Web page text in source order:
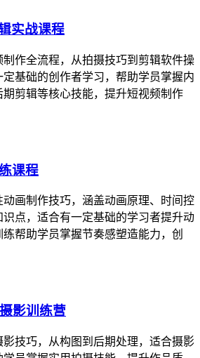
实战课程
作全流程，从拍摄技巧到剪辑软件操
基础的创作者学习，帮助学员掌握内
剪辑等核心技能，提升短视频制作
课程
画制作技巧，涵盖动画原理、时间控
点，适合有一定基础的学习者提升动
帮助学员掌握节奏感塑造能力，创
影训练营
技巧，从构图到后期处理，适合摄影